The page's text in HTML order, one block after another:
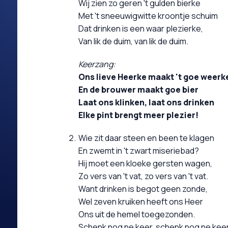
Wij zien zo geren 't gulden bierke
Met 't sneeuwigwitte kroontje schuim
Dat drinken is een waar plezierke,
Van lik de duim, van lik de duim.
Keerzang:
Ons lieve Heerke maakt 't goe
En de brouwer maakt goe bier
Laat ons klinken, laat ons drinken
Elke pint brengt meer plezier!
Wie zit daar steen en been te klagen
En zwemt in 't zwart miseriebad?
Hij moet een kloeke gersten wagen,
Zo vers van 't vat, zo vers van 't vat.
Want drinken is begot geen zonde,
Wel zeven kruiken heeft ons Heer
Ons uit de hemel toegezonden.